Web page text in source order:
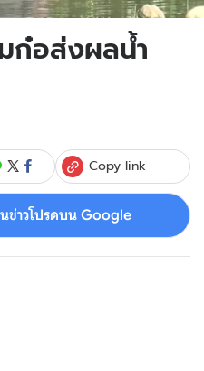
ก๋อส่งผลน้ำ
Copy link
ข่าวโปรดบน Google